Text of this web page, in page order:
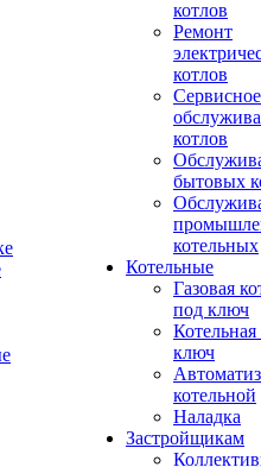
котлов
Ремонт
котлов
Сервисное
котлов
бытовых
котельных
Котельные
Газовая
под ключ
ключ
котельной
Наладка
Застройщикам